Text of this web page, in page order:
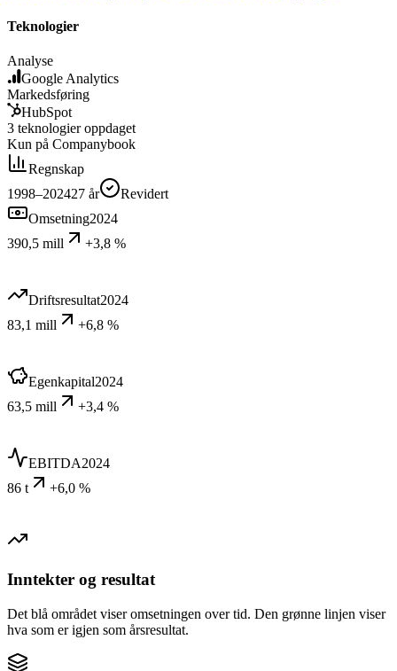
Teknologier
Analyse
Google Analytics
Markedsføring
HubSpot
3 teknologier oppdaget
Kun på Companybook
Regnskap
1998–202427 år
Revidert
Omsetning2024
390,5 mill
+3,8 %
Driftsresultat2024
83,1 mill
+6,8 %
Egenkapital2024
63,5 mill
+3,4 %
EBITDA2024
86 t
+6,0 %
Inntekter og resultat
Det blå området viser omsetningen over tid. Den grønne linjen viser
hva som er igjen som årsresultat.